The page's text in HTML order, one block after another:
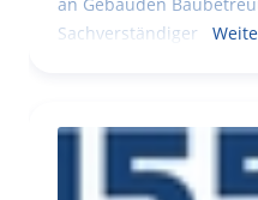
Sachverständiger